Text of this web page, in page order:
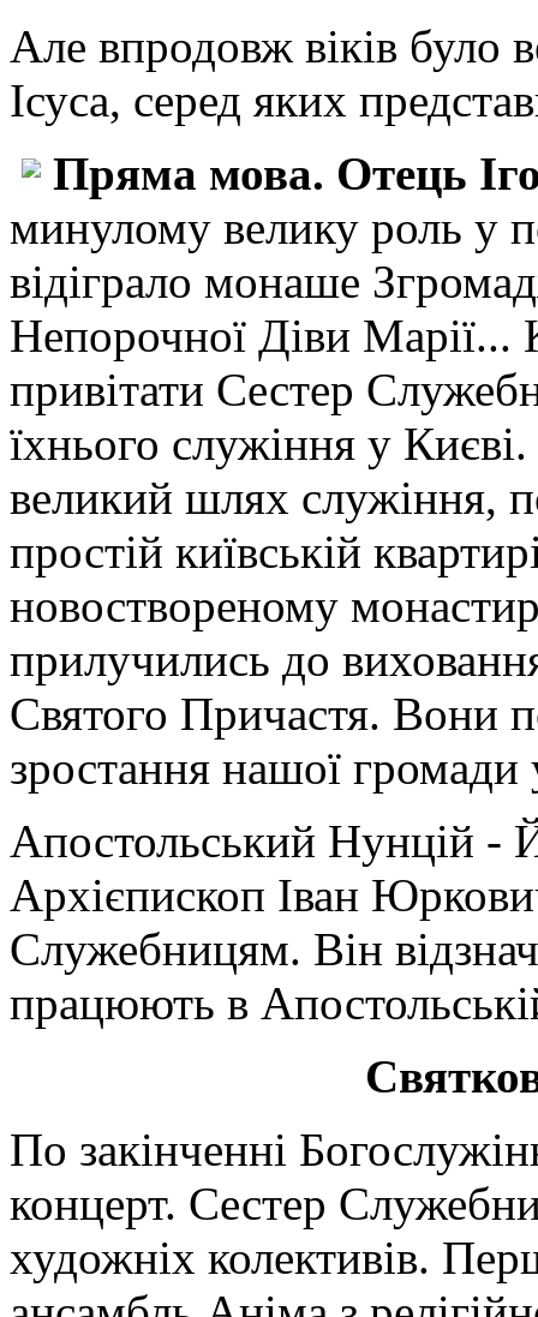
Але впродовж віків було
Ісуса, серед яких
Пряма мова. Отець
минулому велику роль у
відіграло монаше
Непорочної Діви
привітати Сестер
їхнього служіння у
великий шлях служіння,
простій київській
новоствореному
прилучились до
Святого Причастя. Вони
зростання нашої громади
Апостольський Нунцій -
Архієпископ Іван
Служебницям. Він
працюють в
По закінченні
концерт. Сестер
художніх колективів.